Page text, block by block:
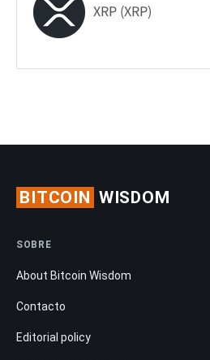
XRP (XRP)
BITCOIN WISDOM
SOBRE
About Bitcoin Wisdom
Contacto
Editorial policy